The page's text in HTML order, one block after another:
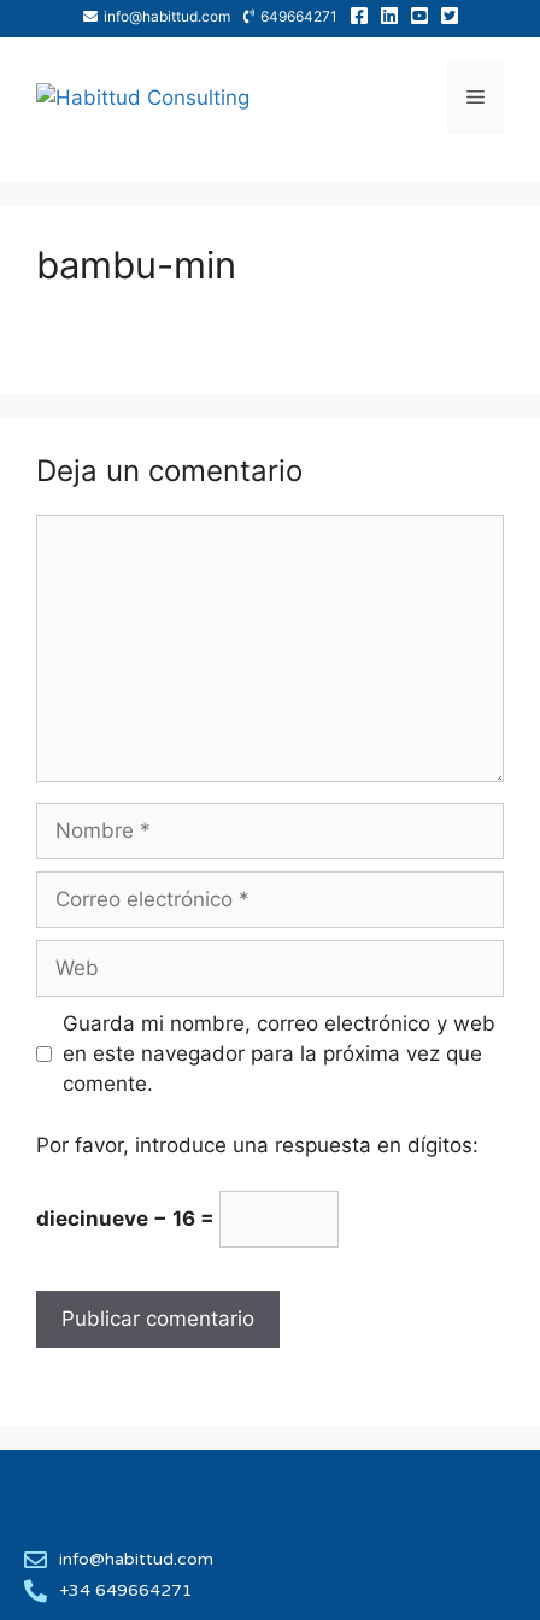
info@habittud.com 649664271
bambu-min
Deja un comentario
Guarda mi nombre, correo electrónico y web
en este navegador para la próxima vez que
comente.
Por favor, introduce una respuesta en dígitos:
diecinueve − 16 =
info@habittud.com
+34 649664271